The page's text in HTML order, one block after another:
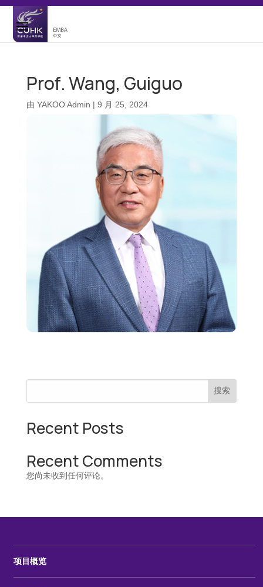
Prof. Wang, Guiguo
由 YAKOO Admin | 9 月 25, 2024
搜索
Recent Posts
Recent Comments
您尚未收到任何评论。
项目概览